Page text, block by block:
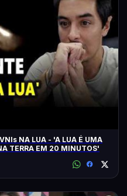
NA LUA - 'A LUA É UMA
TERRA EM 20 MINUTOS'